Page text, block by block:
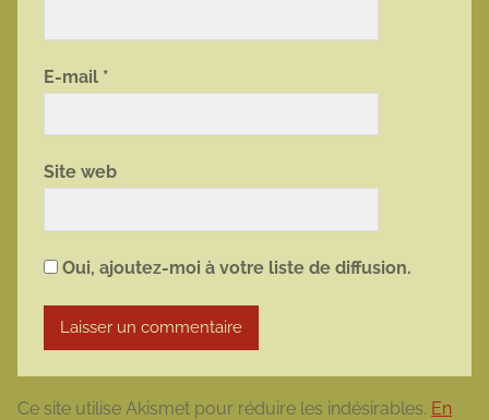
E-mail *
Site web
Oui, ajoutez-moi à votre liste de diffusion.
Ce site utilise Akismet pour réduire les indésirables. En